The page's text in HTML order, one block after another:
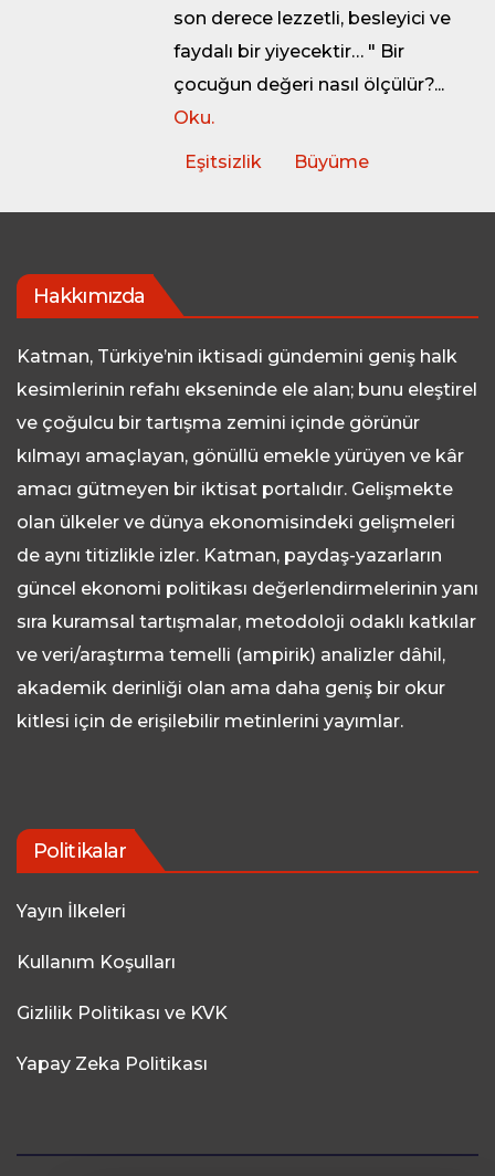
son derece lezzetli, besleyici ve
faydalı bir yiyecektir… " Bir
çocuğun değeri nasıl ölçülür?...
Oku.
Eşitsizlik Büyüme
Hakkımızda
Katman, Türkiye’nin iktisadi gündemini geniş halk
kesimlerinin refahı ekseninde ele alan; bunu eleştirel
ve çoğulcu bir tartışma zemini içinde görünür
kılmayı amaçlayan, gönüllü emekle yürüyen ve kâr
amacı gütmeyen bir iktisat portalıdır. Gelişmekte
olan ülkeler ve dünya ekonomisindeki gelişmeleri
de aynı titizlikle izler. Katman, paydaş-yazarların
güncel ekonomi politikası değerlendirmelerinin yanı
sıra kuramsal tartışmalar, metodoloji odaklı katkılar
ve veri/araştırma temelli (ampirik) analizler dâhil,
akademik derinliği olan ama daha geniş bir okur
kitlesi için de erişilebilir metinlerini yayımlar.
Politikalar
Yayın İlkeleri
Kullanım Koşulları
Gizlilik Politikası ve KVK
Yapay Zeka Politikası